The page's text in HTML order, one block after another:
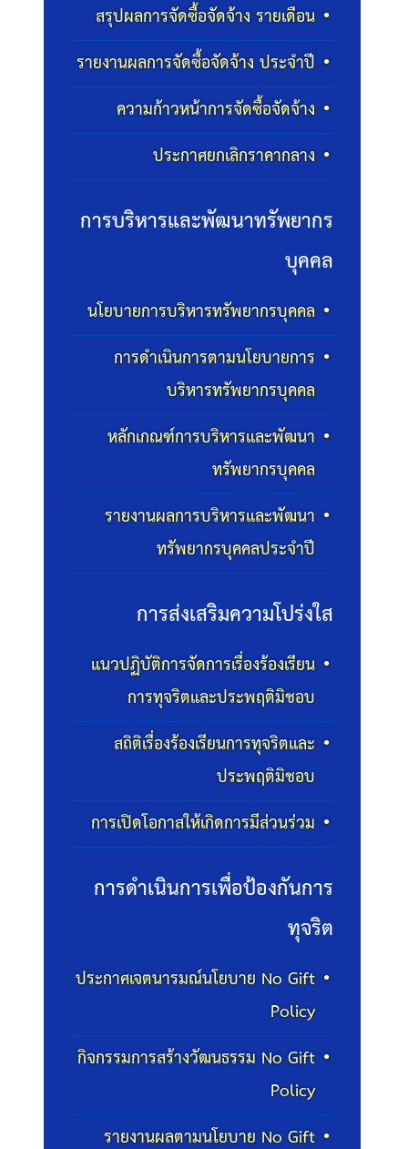
สรุปผลการจัดซื้อจัดจ้าง รายเดือน
รายงานผลการจัดซื้อจัดจ้าง ประจำปี
ความก้าวหน้าการจัดซื้อจัดจ้าง
ประกาศยกเลิกราคากลาง
การบริหารและพัฒนาทรัพยากร
บุคคล
นโยบายการบริหารทรัพยากรบุคคล
การดำเนินการตามนโยบายการ
บริหารทรัพยากรบุคคล
หลักเกณฑ์การบริหารและพัฒนา
ทรัพยากรบุคคล
รายงานผลการบริหารและพัฒนา
ทรัพยากรบุคคลประจำปี
การส่งเสริมความโปร่งใส
แนวปฏิบัติการจัดการเรื่องร้องเรียน
การทุจริตและประพฤติมิชอบ
สถิติเรื่องร้องเรียนการทุจริตและ
ประพฤติมิชอบ
การเปิดโอกาสให้เกิดการมีส่วนร่วม
การดำเนินการเพื่อป้องกันการ
ทุจริต
ประกาศเจตนารมณ์นโยบาย No Gift
Policy
กิจกรรมการสร้างวัฒนธรรม No Gift
Policy
รายงานผลตามนโยบาย No Gift